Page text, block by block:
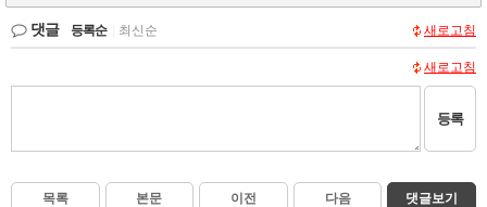
댓글 등록순 최신순 새로고침
새로고침
등록
목록 본문 이전 다음 댓글보기